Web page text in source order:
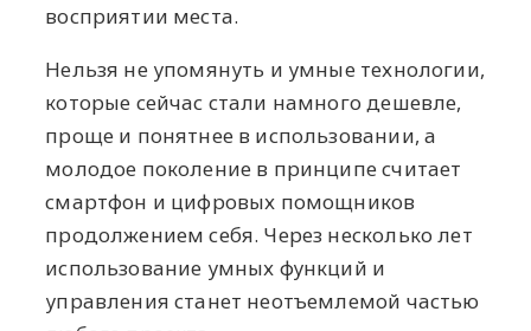
восприятии места.
Нельзя не упомянуть и умные технологии,
которые сейчас стали намного дешевле,
проще и понятнее в использовании, а
молодое поколение в принципе считает
смартфон и цифровых помощников
продолжением себя. Через несколько лет
использование умных функций и
управления станет неотъемлемой частью